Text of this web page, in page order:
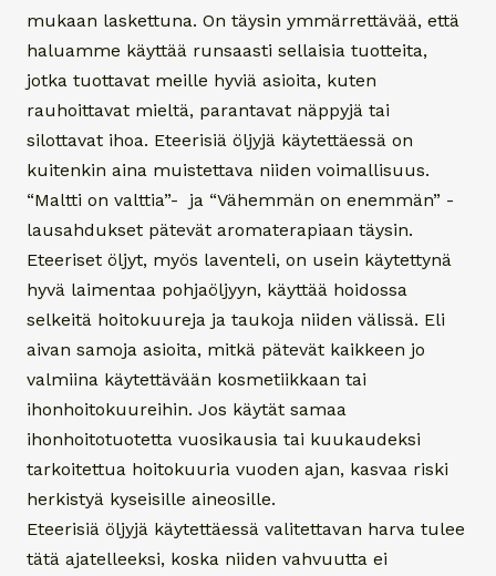
mukaan laskettuna. On täysin ymmärrettävää, että
haluamme käyttää runsaasti sellaisia tuotteita,
jotka tuottavat meille hyviä asioita, kuten
rauhoittavat mieltä, parantavat näppyjä tai
silottavat ihoa. Eteerisiä öljyjä käytettäessä on
kuitenkin aina muistettava niiden voimallisuus.
“Maltti on valttia”- ja “Vähemmän on enemmän” -
lausahdukset pätevät aromaterapiaan täysin.
Eteeriset öljyt, myös laventeli, on usein käytettynä
hyvä laimentaa pohjaöljyyn, käyttää hoidossa
selkeitä hoitokuureja ja taukoja niiden välissä. Eli
aivan samoja asioita, mitkä pätevät kaikkeen jo
valmiina käytettävään kosmetiikkaan tai
ihonhoitokuureihin. Jos käytät samaa
ihonhoitotuotetta vuosikausia tai kuukaudeksi
tarkoitettua hoitokuuria vuoden ajan, kasvaa riski
herkistyä kyseisille aineosille.
Eteerisiä öljyjä käytettäessä valitettavan harva tulee
tätä ajatelleeksi, koska niiden vahvuutta ei